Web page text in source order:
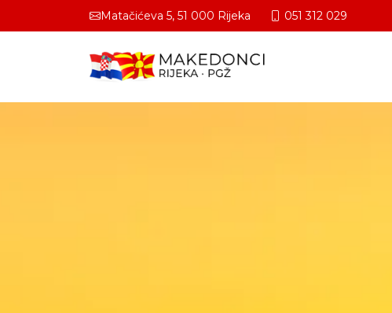
Matačićeva 5, 51 000 Rijeka 051 312 029